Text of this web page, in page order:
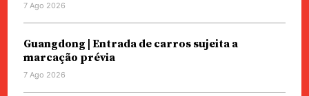
7 Ago 2026
Guangdong | Entrada de carros sujeita a
marcação prévia
7 Ago 2026